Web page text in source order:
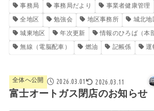
事務局
事務局だより 事業者健康管理
全地区
勉強会 地区事務所 城北
城東地区
年次更新 情報のひろば（本
無線（電脳配車）
燃油 記帳係
全体へ公開 2026.03.01 2026.03.11
富士オートガス閉店のお知らせ